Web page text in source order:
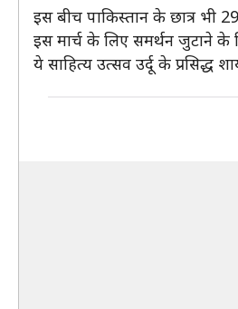
इस बीच पाकिस्तान के छात्र भी
इस मार्च के लिए समर्थन जुटाने के
ये साहित्य उत्सव उर्दू के